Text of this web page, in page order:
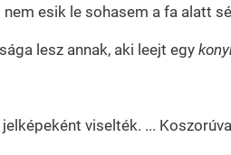
nem esik le sohasem a fa alatt
lesz annak, aki leejt egy
viselték. ...